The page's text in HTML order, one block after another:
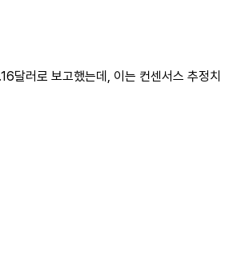
러로 보고했는데, 이는 컨센서스 추정치